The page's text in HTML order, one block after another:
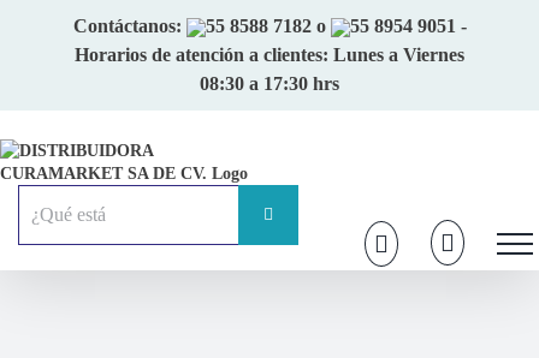
Contáctanos: 55 8588 7182o 55 8954 9051 -
Horarios de atención a clientes: Lunes a Viernes
08:30 a 17:30 hrs